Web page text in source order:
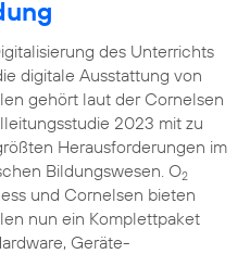
des Unterrichts
digitale Ausstattung von
gehört laut der Cornelsen
2023 mit zu
Herausforderungen im
Bildungswesen. O2
und Cornelsen bieten
nun ein Komplettpaket
Geräte-